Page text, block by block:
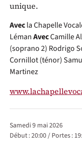
unique.
Avecla Chapelle
LémanAvecCamille
(soprano 2) Rodrigo
Cornillot (ténor)
Martinez
samedi 9 mai 2026
Début :20:00/ Portes :